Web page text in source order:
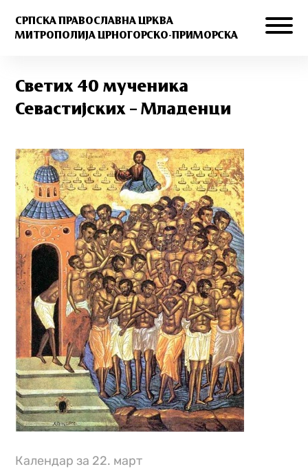
СРПСКА ПРАВОСЛАВНА ЦРКВА
МИТРОПОЛИЈА ЦРНОГОРСКО-ПРИМОРСКА
Светих 40 мученика
Севастијских – Младенци
Календар за 22. март